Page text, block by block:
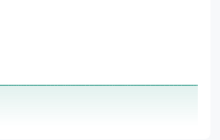
Services Commission